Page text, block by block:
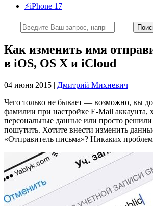
⚡️iPhone 17
Как изменить имя
в iOS, OS X и iCloud
04 июня 2015 | Дмитрий Михневич
Чего только не бывает — возможно, вы
фамилии при настройке E-Mail аккаунта,
персональные данные или просто
пошутить. Хотите внести изменить
«Отправитель письма»? Никаких